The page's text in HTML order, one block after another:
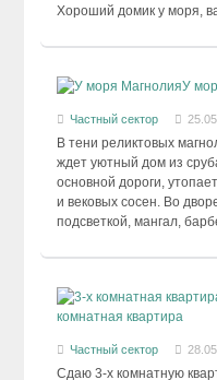
Хороший домик у моря,
У
Частный сектор
В тени реликтовых
ждет уютный дом из
основной дороги,
и вековых сосен. Во
подсветкой, мангал,
комнатная квартира
Частный сектор
Сдаю 3-х комнатную